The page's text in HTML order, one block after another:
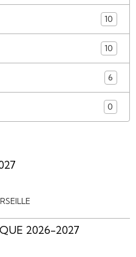
10
10
6
0
2026-2027